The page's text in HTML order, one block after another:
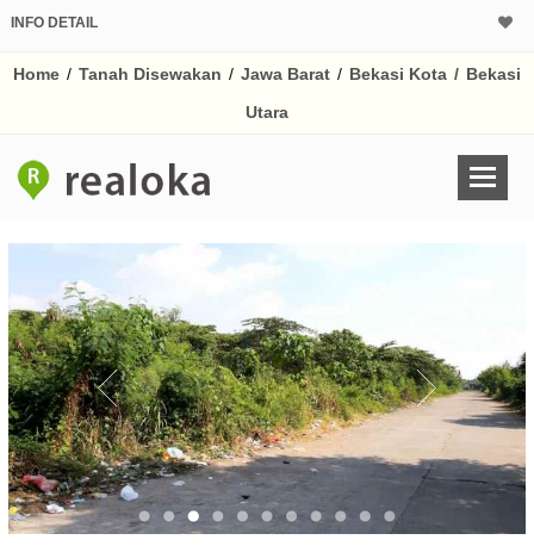
INFO DETAIL
Home / Tanah Disewakan / Jawa Barat / Bekasi Kota / Bekasi
Utara